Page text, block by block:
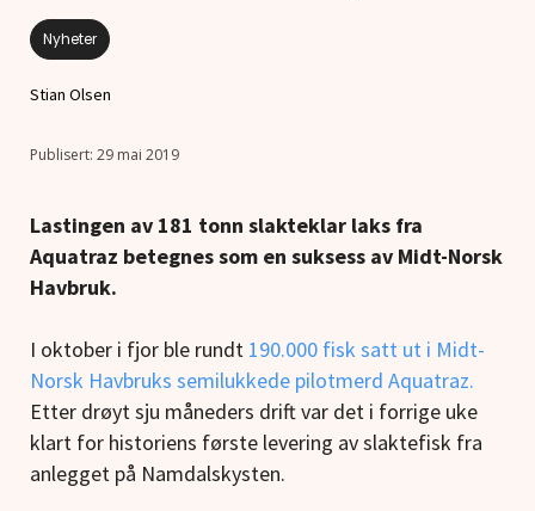
Nyheter
Stian Olsen
29 mai 2019
Lastingen av 181 tonn slakteklar laks fra
Aquatraz betegnes som en suksess av Midt-Norsk
Havbruk.
I oktober i fjor ble rundt 190.000 fisk satt ut i Midt-
Norsk Havbruks semilukkede pilotmerd Aquatraz.
Etter drøyt sju måneders drift var det i forrige uke
klart for historiens første levering av slaktefisk fra
anlegget på Namdalskysten.